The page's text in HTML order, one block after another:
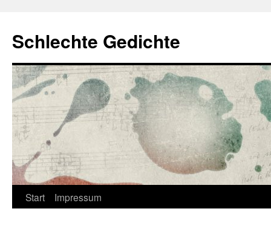
springen
Schlechte Gedichte
Start Impressum